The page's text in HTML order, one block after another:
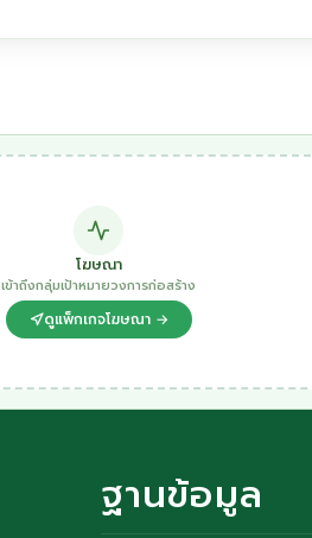
โฆษณา
เข้าถึงกลุ่มเป้าหมายวงการก่อสร้าง
ดูแพ็กเกจโฆษณา →
ฐานข้อมูล